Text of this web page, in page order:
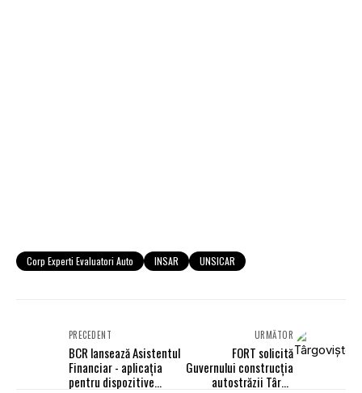
Corp Experti Evaluatori Auto INSAR UNSICAR
PRECEDENT
BCR lansează Asistentul
Financiar - aplicaţia
pentru dispozitive
URMĂTOR
FORT solicită
Guvernului construcţia
autostrăzii Târgu